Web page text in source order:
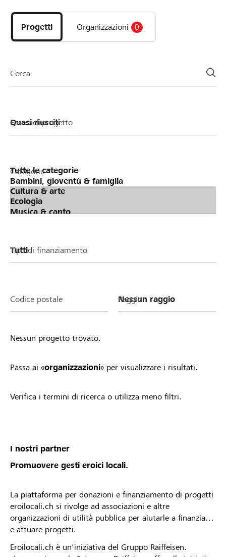
DE FR IT
i
progetti
e
della
Progetti Organizzazioni 0
Cerca
Fase del progetto
Categorie
Tipo di finanziamento
Codice postale Raggio
Nessun progetto trovato.
Passa ai «organizzazioni» per visualizzare i risultati.
Verifica i termini di ricerca o utilizza meno filtri.
I nostri partner
Promuovere gesti eroici locali.
La piattaforma per donazioni e finanziamento di progetti
eroilocali.ch si rivolge ad associazioni e altre
organizzazioni di utilità pubblica per aiutarle a finanziare
e attuare progetti.
Eroilocali.ch è un'iniziativa del Gruppo Raiffeisen.